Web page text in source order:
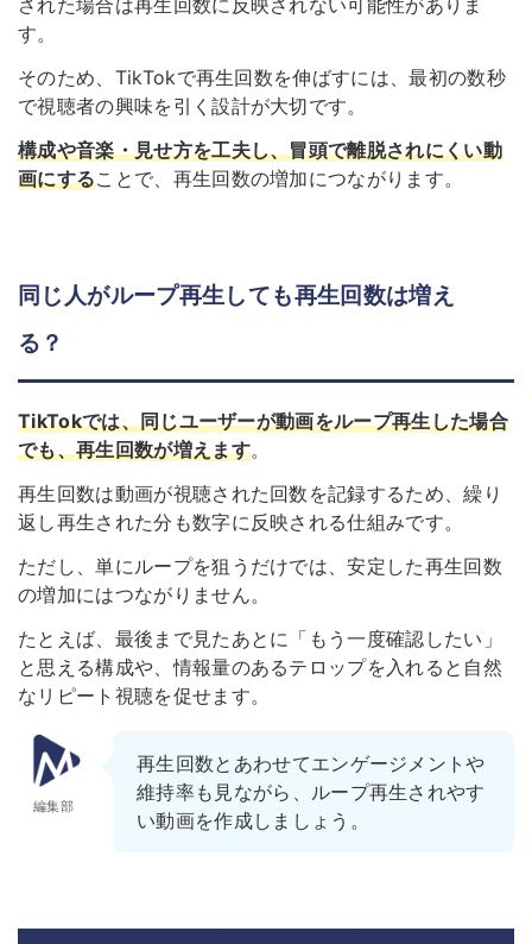
す。
そのため、TikTokで再生回数を伸ばすには、最初の数秒
で視聴者の興味を引く設計が大切です。
構成や音楽・見せ方を工夫し、冒頭で離脱されにくい動
画にすることで、再生回数の増加につながります。
同じ人がループ再生しても再生回数は増え
る？
TikTokでは、同じユーザーが動画をループ再生した場合
でも、再生回数が増えます。
再生回数は動画が視聴された回数を記録するため、繰り
返し再生された分も数字に反映される仕組みです。
ただし、単にループを狙うだけでは、安定した再生回数
の増加にはつながりません。
たとえば、最後まで見たあとに「もう一度確認したい」
と思える構成や、情報量のあるテロップを入れると自然
なリピート視聴を促せます。
編集部
再生回数とあわせてエンゲージメントや
維持率も見ながら、ループ再生されやす
い動画を作成しましょう。